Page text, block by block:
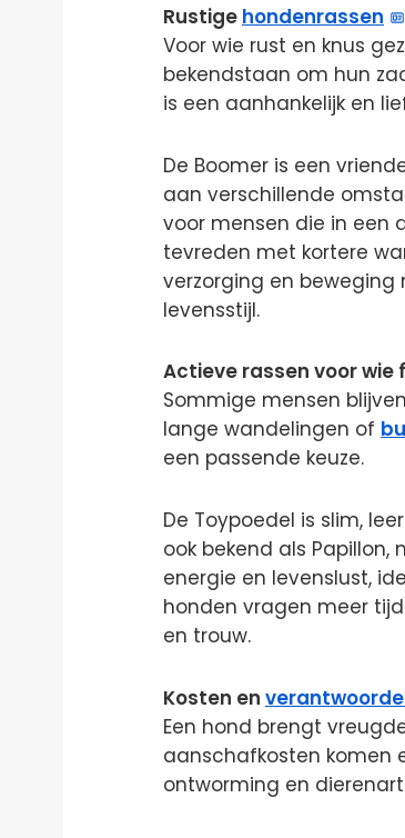
Rustige hondenrassen
Voor wie rust en knus
bekendstaan om hun
is een aanhankelijk en
De Boomer is een
aan verschillende
voor mensen die in een
tevreden met kortere
verzorging en beweging
levensstijl.
Actieve rassen voor wie
Sommige mensen
lange wandelingen of
een passende keuze.
De Toypoedel is slim,
ook bekend als Papillon,
energie en levenslust,
honden vragen meer
en trouw.
Kosten en
Een hond brengt
aanschafkosten komen
ontworming en